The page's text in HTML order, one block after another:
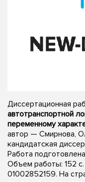
Диссертационная
автотранспортной
переменному
автор — Смирнова,
кандидатская
Работа
Объем работы: 152 с.
01002852159. На